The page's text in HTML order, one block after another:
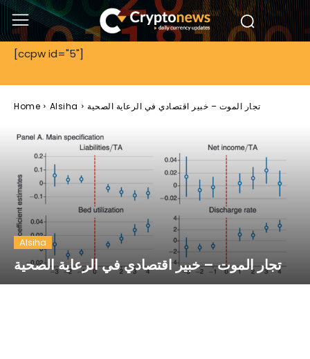
[ccpw id="5"]
Home Alsiha تجار الموت – خبير اقتصادي في الرعاية الصحية
Alsiha
تجار الموت – خبير اقتصادي في الرعاية الصحية